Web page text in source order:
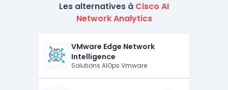
Les alternatives à Cisco AI
Network Analytics
VMware Edge Network
Intelligence
Solutions AIOps Vmware